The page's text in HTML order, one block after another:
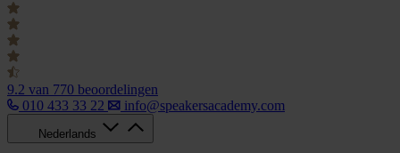
9.2 van 770 beoordelingen
010 433 33 22
info@speakersacademy.com
Nederlands